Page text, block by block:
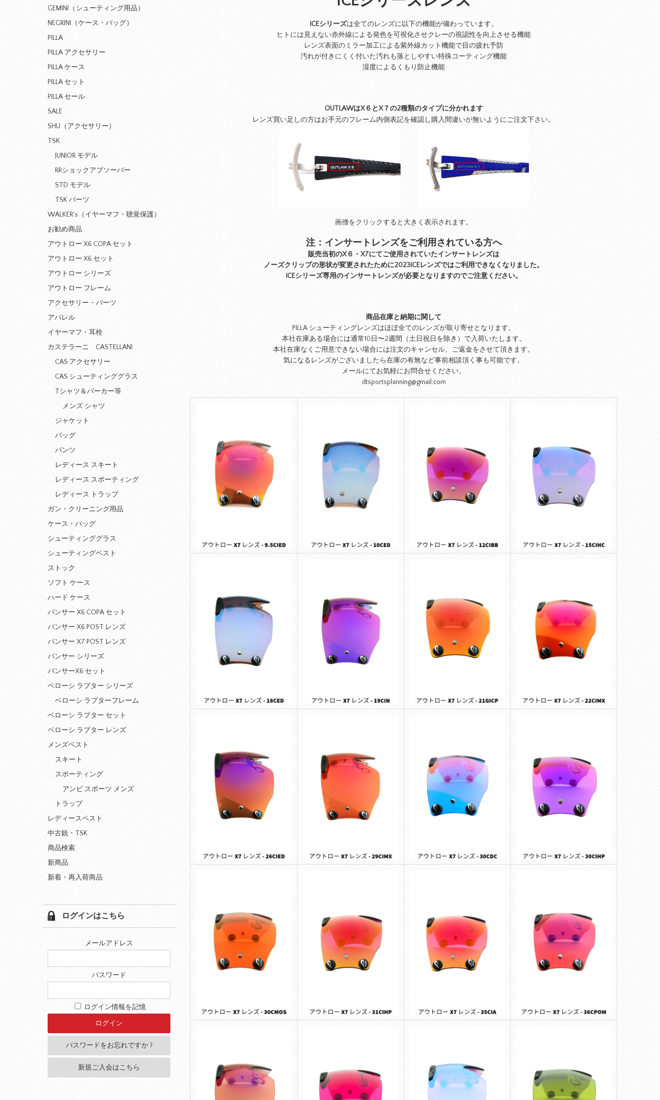
ICEシリーズは全てのレンズに以下の機能が備わっています。
ヒトには見えない赤外線による発色を可視化させクレーの視認性を向上させる機能
レンズ表面のミラー加工による紫外線カット機能で目の疲れ予防
汚れが付きにくく付いた汚れも落としやすい特殊コーティング機能
湿度によるくもり防止機能
OUTLAWはX６とX７の2種類のタイプに分かれます
レンズ買い足しの方はお手元のフレーム内側表記を確認し購入間違いが無いようにご注文下さい。
画僧をクリックすると大きく表示されます。
注：インサートレンズをご利用されている方へ
販売当初のX６・X7にてご使用されていたインサートレンズは
ノーズクリップの形状が変更されたために2023ICEレンズではご利用できなくなりました。
ICEシリーズ専用のインサートレンズが必要となりますのでご注意ください。
商品在庫と納期に関して
PILLA シューティングレンズはほぼ全てのレンズが取り寄せとなります。
本社在庫ある場合には通常10日〜2週間（土日祝日を除き）で入荷いたします。
本社在庫なくご用意できない場合には注文のキャンセル、ご返金をさせて頂きます。
気になるレンズがございましたら在庫の有無など事前相談頂く事も可能です。
メールにてお気軽にお問合せください。
dtsportsplanning@gmail.com
GEMINI（シューティング用品）
NEGRINI（ケース・バッグ）
PILLA
PILLA アクセサリー
PILLA ケース
PILLA セット
PILLA セール
SALE
SHU（アクセサリー）
TSK
JUNIOR モデル
RRショックアブソーバー
STD モデル
TSK パーツ
WALKER's（イヤーマフ・聴覚保護）
お勧め商品
アウトロー X6 COPA セット
アウトロー X6 セット
アウトロー シリーズ
アウトロー フレーム
アクセサリー・パーツ
アパレル
イヤーマフ・耳栓
カステラーニ CASTELLANI
CAS アクセサリー
CAS シューティンググラス
Tシャツ＆パーカー等
メンズ シャツ
ジャケット
バッグ
パンツ
レディース スキート
レディース スポーティング
レディース トラップ
ガン・クリーニング用品
ケース・バッグ
シューティンググラス
シューティングベスト
ストック
ソフト ケース
ハード ケース
パンサー X6 COPA セット
パンサー X6 POST レンズ
パンサー X7 POST レンズ
パンサー シリーズ
パンサーX6 セット
ベローシ ラプター シリーズ
ベローシ ラプターフレーム
ベローシ ラプター セット
ベローシ ラプター レンズ
メンズベスト
スキート
スポーティング
アンビ スポーツ メンズ
トラップ
レディースベスト
中古銃・TSK
商品検索
新商品
新着・再入荷商品
ログインはこちら
メールアドレス
パスワード
ログイン情報を記憶
パスワードをお忘れですか ?
新規ご入会はこちら